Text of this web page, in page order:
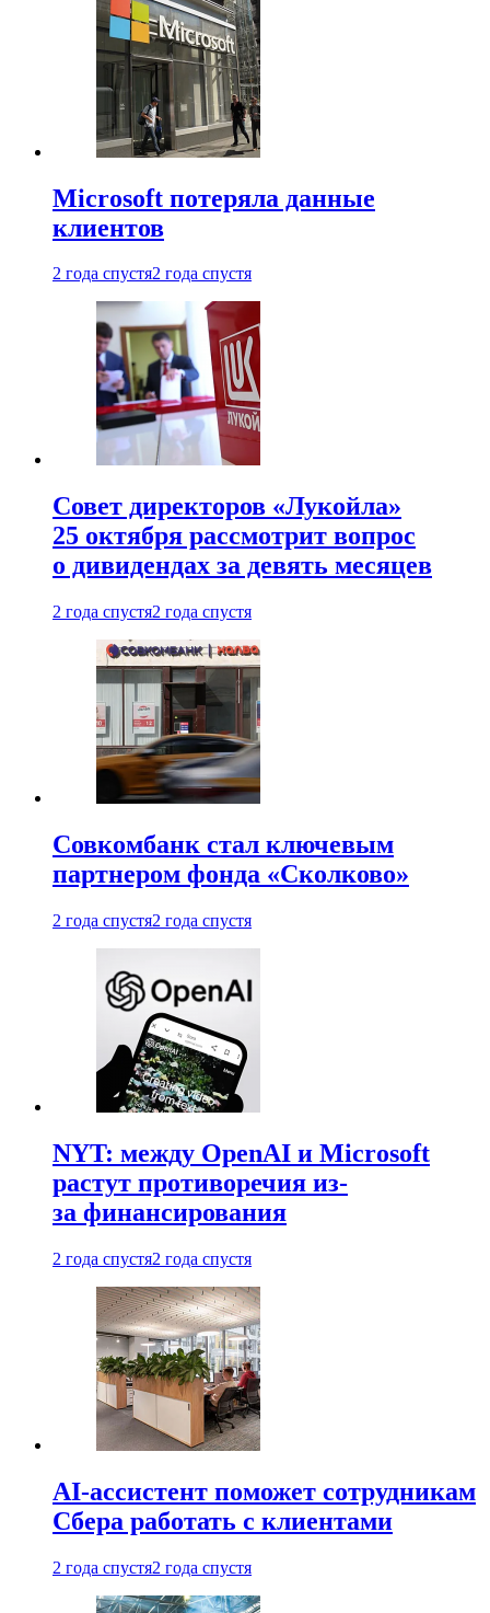
Microsoft потеряла данные
клиентов
2 года спустя2 года спустя
Совет директоров «Лукойла»
25 октября рассмотрит вопрос
о дивидендах за девять месяцев
2 года спустя2 года спустя
Совкомбанк стал ключевым
партнером фонда «Сколково»
2 года спустя2 года спустя
NYT: между OpenAI и Microsoft
растут противоречия из-
за финансирования
2 года спустя2 года спустя
AI-ассистент поможет сотрудникам
Сбера работать с клиентами
2 года спустя2 года спустя